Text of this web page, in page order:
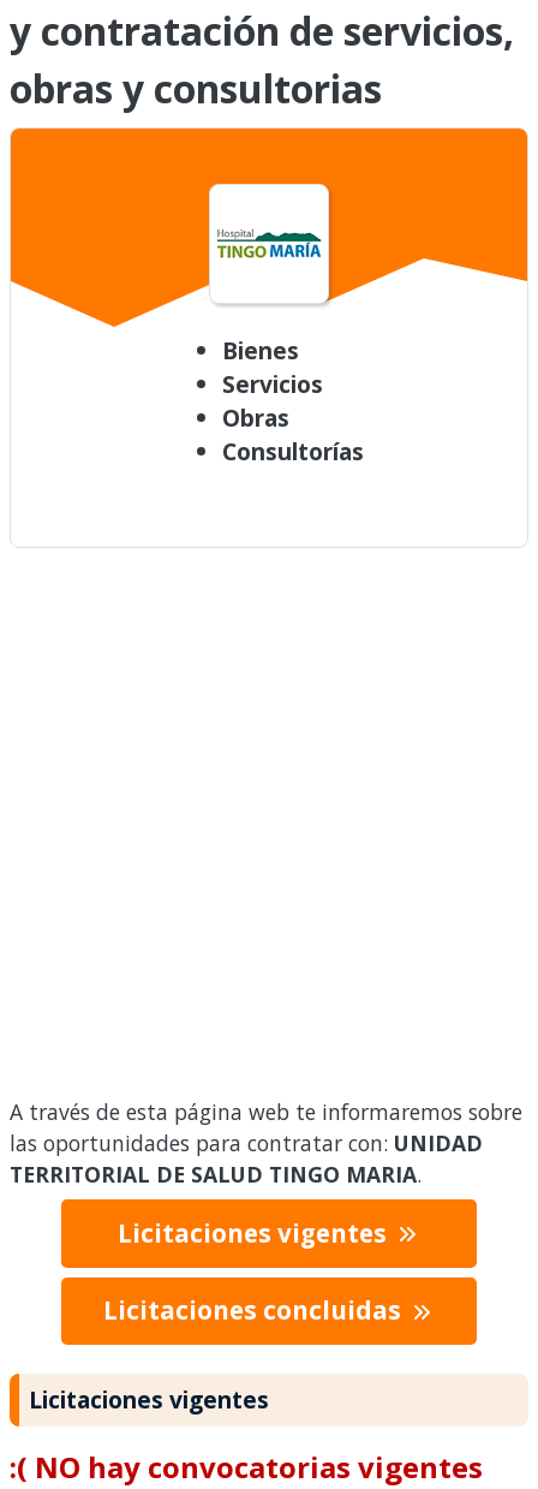
y contratación de servicios,
obras y consultorias
Bienes
Servicios
Obras
Consultorías
A través de esta página web te informaremos sobre
las oportunidades para contratar con: UNIDAD
TERRITORIAL DE SALUD TINGO MARIA.
Licitaciones vigentes
Licitaciones concluidas
Licitaciones vigentes
:( NO hay convocatorias vigentes